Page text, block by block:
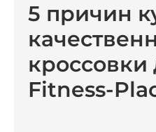
5 причин
кроссовки
Fitness-